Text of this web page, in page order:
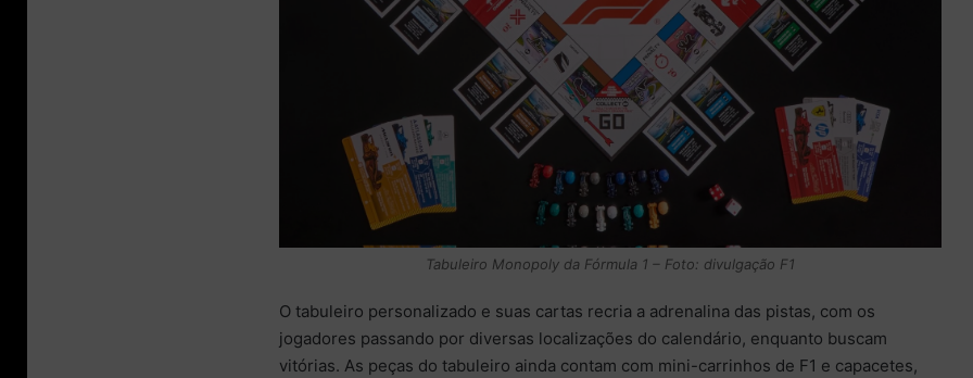
Tabuleiro Monopoly da Fórmula 1 – Foto: divulgação F1
O tabuleiro personalizado e suas cartas recria a adrenalina das pistas, com os
jogadores passando por diversas localizações do calendário, enquanto buscam
vitórias. As peças do tabuleiro ainda contam com mini-carrinhos de F1 e capacetes,